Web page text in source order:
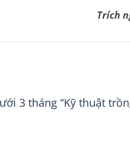
Trích
3 tháng “Kỹ thuật